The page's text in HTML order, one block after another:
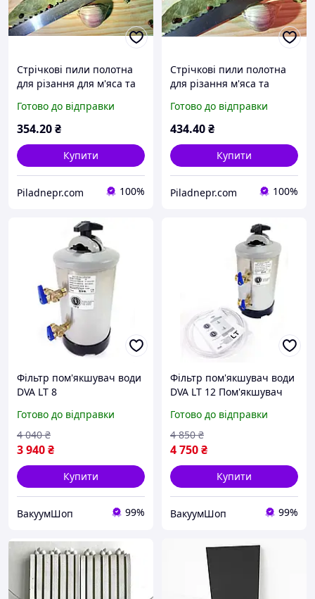
Стрічкові пили полотна
для різання для м'яса та
(Великобританія)
20х0,5х1550 мм
Готово до відправки
354.20₴
Купити
Piladnepr.com 100%
Стрічкові пили полотна
для різання м'яса та
(Великобританія)
16х0,5x2090 mm
Готово до відправки
434.40₴
Купити
Piladnepr.com 100%
Фільтр пом'якшувач води
DVA LT 8
Готово до відправки
3 940₴
4 040 ₴
Купити
ВакуумШоп 99%
Фільтр пом'якшувач води
DVA LT 12 Пом'якшувач
Готово до відправки
4 750₴
4 850 ₴
Купити
ВакуумШоп 99%